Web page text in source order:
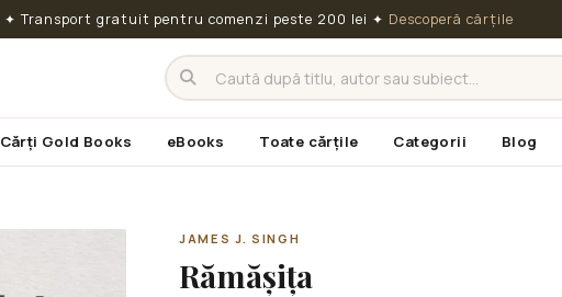
✦ Transport gratuit pentru comenzi peste 200 lei ✦ Descoperă cărțile
Cărți Gold Books eBooks Toate cărțile Categorii Blog
JAMES J. SINGH
Rămășița